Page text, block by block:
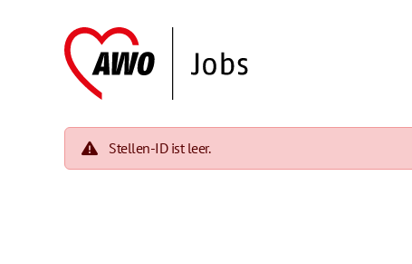
Stellen-ID ist leer.